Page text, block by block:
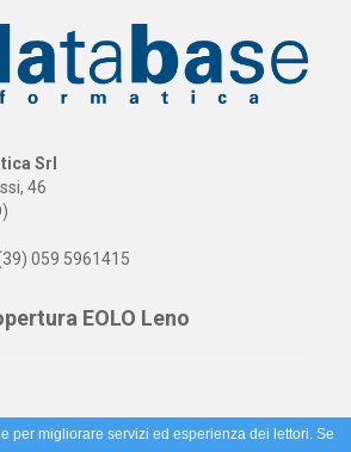
Srl
46
059 5961415
EOLO Leno
per migliorare servizi ed esperienza dei lettori. Se